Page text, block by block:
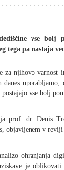
vse bolj
tega pa nastaja
njihovo varnost
uporabljamo,
vse bolj
prof. dr. Denis
, objavljenem v reviji
ohranjanja
je